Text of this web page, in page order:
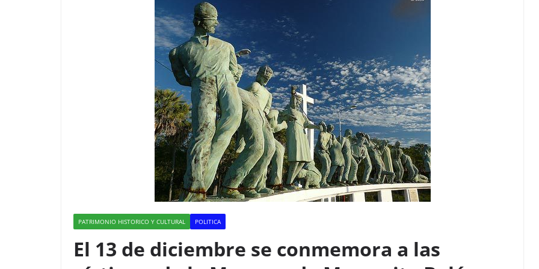
PATRIMONIO HISTORICO Y CULTURAL POLITICA
El 13 de diciembre se conmemora a las